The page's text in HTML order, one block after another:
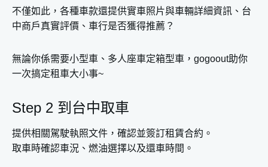
不僅如此，各種車款還提供實車照片與車輛詳細資訊、台
中商戶真實評價、車行是否獲得推薦？
無論你係需要小型車、多人座車定箱型車，gogoout助你
一次搞定租車大小事~
Step 2 到台中取車
提供相關駕駛執照文件，確認並簽訂租賃合約。
取車時確認車況、燃油選擇以及還車時間。